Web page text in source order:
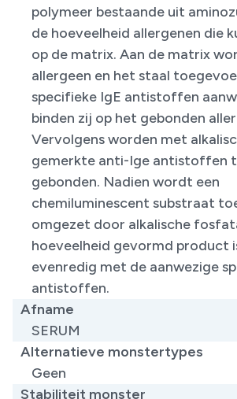
polymeer bestaande uit
de hoeveelheid allergenen die
op de matrix. Aan de matrix
allergeen en het staal
specifieke IgE antistoffen
binden zij op het gebonden
Vervolgens worden met
gemerkte anti-Ige antistoffen
gebonden. Nadien wordt een
chemiluminescent substraat
omgezet door alkalische
hoeveelheid gevormd product
evenredig met de aanwezige
antistoffen.
Afname
SERUM
Alternatieve monstertypes
Geen
Stabiliteit monster